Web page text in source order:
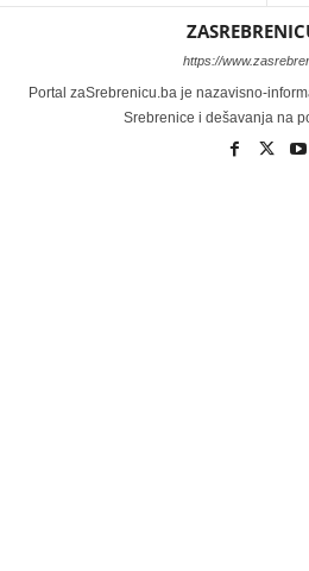
https://
Portal zaSrebrenicu.ba je nazavisno-
Srebrenice i dešavanja na